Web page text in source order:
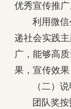
优秀宣传推广
利用微
递社会实践
广，能够高
果，宣传效果
（二）说
团队奖